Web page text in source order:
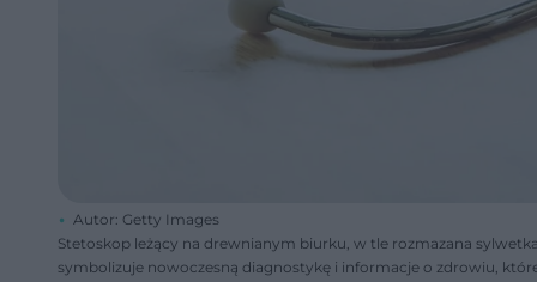
Autor: Getty Images
Stetoskop leżący na drewnianym biurku, w tle rozmazana
symbolizuje nowoczesną diagnostykę i informacje o zdrowiu,